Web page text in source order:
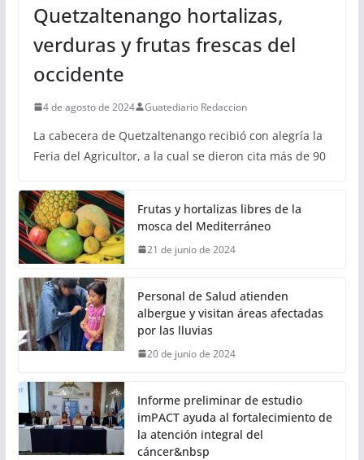
Quetzaltenango hortalizas,
verduras y frutas frescas del
occidente
4 de agosto de 2024 Guatediario Redaccion
La cabecera de Quetzaltenango recibió con alegría la
Feria del Agricultor, a la cual se dieron cita más de 90
Frutas y hortalizas libres de la
mosca del Mediterráneo
21 de junio de 2024
Personal de Salud atienden
albergue y visitan áreas afectadas
por las lluvias
20 de junio de 2024
Informe preliminar de estudio
imPACT ayuda al fortalecimiento de
la atención integral del
cáncer&nbsp